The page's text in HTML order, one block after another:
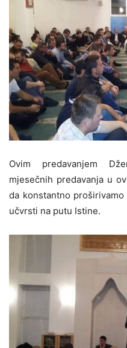
Ovim predavanjem
mjesečnih predavanja u
da konstantno
učvrsti na putu Istine.